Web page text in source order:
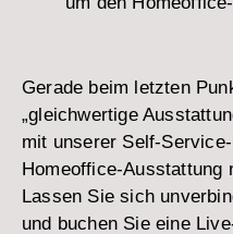
Gerade beim letzten
„gleichwertige
mit unserer Self-
Homeoffice-Ausstattung
Lassen Sie sich
und buchen Sie eine